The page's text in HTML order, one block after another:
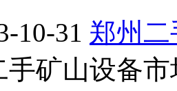
10-31 郑州二
手矿山设备